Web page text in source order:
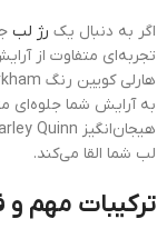
اگر به دنبال یک رژ لب
تجربه‌ای متفاوت از
به آرایش شما جلوه‌ای
لب شما القا می‌کند.
ترکیبات مهم و